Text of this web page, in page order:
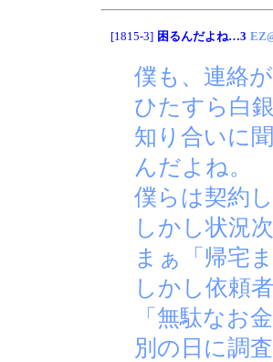
[1815-3] 困るんだよね…3
僕も、連絡
ひたすら白
知り合いに
んだよね。
僕らは契約
しかし状況
まぁ「帰宅
しかし依頼
「無駄なお
別の日に調